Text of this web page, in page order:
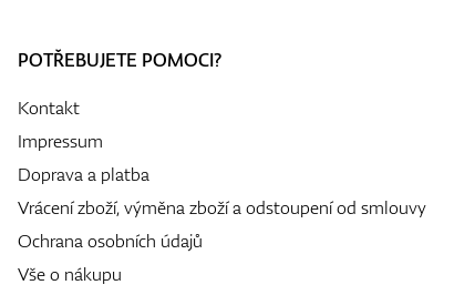
POTŘEBUJETE POMOCI?
Kontakt
Impressum
Doprava a platba
Vrácení zboží, výměna zboží a odstoupení od smlouvy
Ochrana osobních údajů
Vše o nákupu